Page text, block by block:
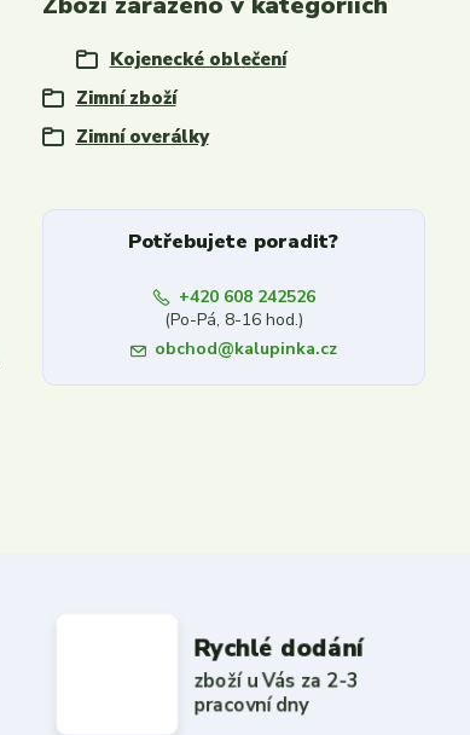
Kojenecké oblečení
Zimní zboží
Zimní overálky
Potřebujete poradit?
+420 608 242526
(Po-Pá, 8-16 hod.)
obchod@kalupinka.cz
Rychlé dodání
zboží u Vás za 2-3
pracovní dny